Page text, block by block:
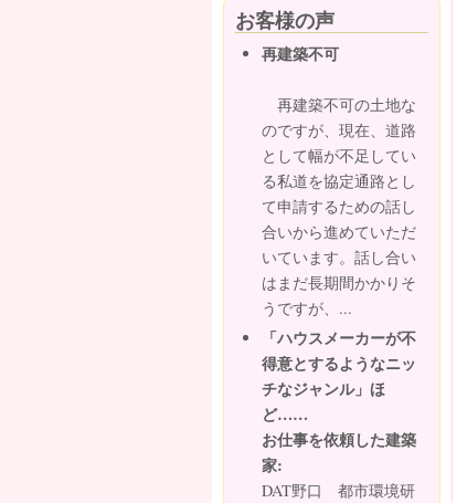
お客様の声
再建築不可
再建築不可の土地な
のですが、現在、道路
として幅が不足してい
る私道を協定通路とし
て申請するための話し
合いから進めていただ
いています。話し合い
はまだ長期間かかりそ
うですが、...
「ハウスメーカーが不
得意とするようなニッ
チなジャンル」ほ
ど……
お仕事を依頼した建築
家:
DAT野口 都市環境研